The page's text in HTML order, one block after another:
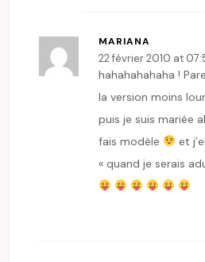
MARIANA
22 février 2010 at
hahahahahaha !
la version moins
puis je suis mariée
fais modèle
et
« quand je serais